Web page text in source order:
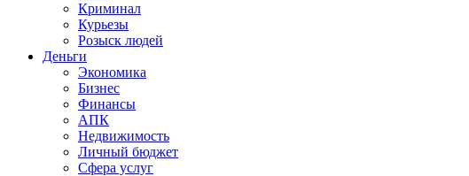
Криминал
Курьезы
Розыск людей
Деньги
Экономика
Бизнес
Финансы
АПК
Недвижимость
Личный бюджет
Сфера услуг